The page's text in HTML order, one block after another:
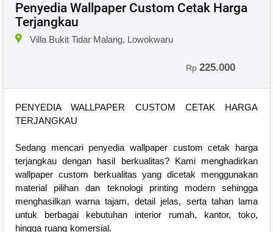
Penyedia Wallpaper Custom Cetak Harga
Terjangkau
Villa Bukit Tidar Malang, Lowokwaru
Rp225.000
PENYEDIA WALLPAPER CUSTOM CETAK HARGA
TERJANGKAU
Sedang mencari penyedia wallpaper custom cetak harga
terjangkau dengan hasil berkualitas? Kami menghadirkan
wallpaper custom berkualitas yang dicetak menggunakan
material pilihan dan teknologi printing modern sehingga
menghasilkan warna tajam, detail jelas, serta tahan lama
untuk berbagai kebutuhan interior rumah, kantor, toko,
hingga ruang komersial.